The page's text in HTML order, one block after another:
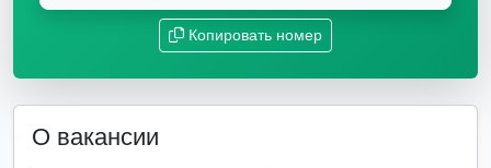
Копировать номер
О вакансии